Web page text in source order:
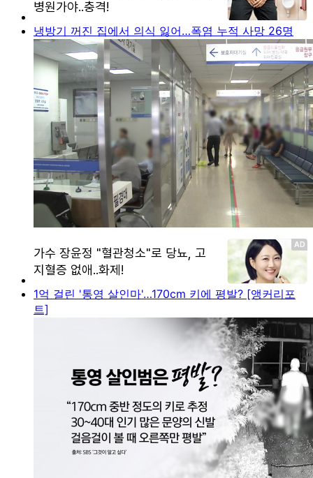
냉방기 꺼진 집에서 의식 잃어…폭염 누적 사망 26명
1억 걸린 '통영 살인마'…170cm 키에 평발? [앵커리포
트]